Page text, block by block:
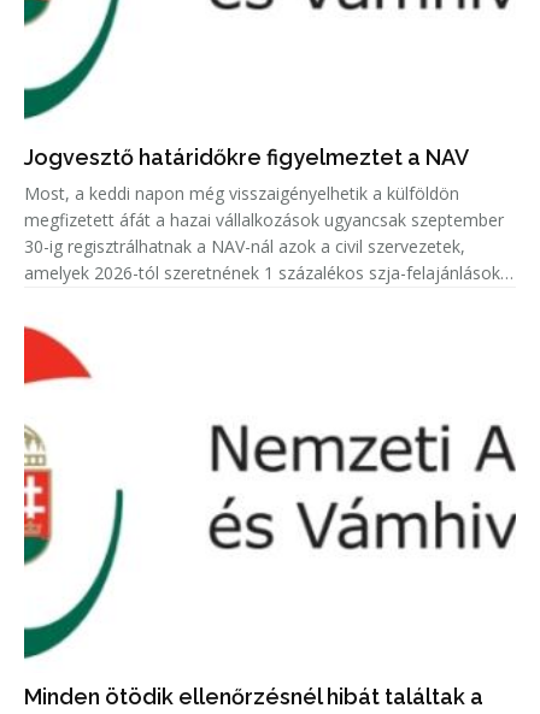
Jogvesztő határidőkre figyelmeztet a NAV
Most, a keddi napon még visszaigényelhetik a külföldön
megfizetett áfát a hazai vállalkozások ugyancsak szeptember
30-ig regisztrálhatnak a NAV-nál azok a civil szervezetek,
amelyek 2026-tól szeretnének 1 százalékos szja-felajánlásokat
Minden ötödik ellenőrzésnél hibát találtak a